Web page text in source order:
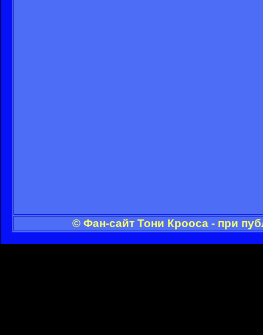
© Фан-сайт Тони Крооса - при